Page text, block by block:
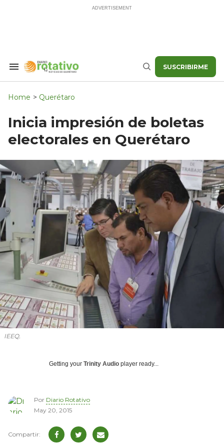
Search
Navigation
Buscar SUSCRIBIRME
Home > Querétaro
Inicia impresión de boletas
electorales en Querétaro
IEEQ.
Getting your Trinity Audio player ready...
Por Diario Rotativo
May 20, 2015